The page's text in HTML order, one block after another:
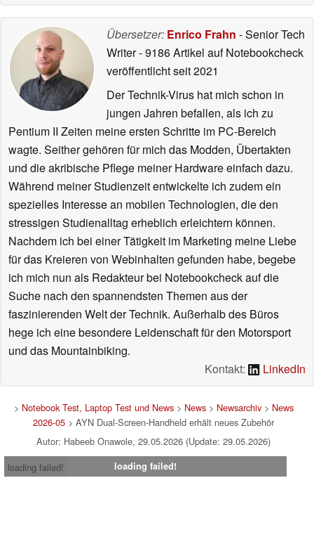
Übersetzer: Enrico Frahn - Senior Tech
Writer- 9186 Artikel auf Notebookcheck
veröffentlichtseit 2021
Der Technik-Virus hat mich schon in
jungen Jahren befallen, als ich zu
Pentium II Zeiten meine ersten Schritte im PC-Bereich
wagte. Seither gehören für mich das Modden, Übertakten
und die akribische Pflege meiner Hardware einfach dazu.
Während meiner Studienzeit entwickelte ich zudem ein
spezielles Interesse an mobilen Technologien, die den
stressigen Studienalltag erheblich erleichtern können.
Nachdem ich bei einer Tätigkeit im Marketing meine Liebe
für das Kreieren von Webinhalten gefunden habe, begebe
ich mich nun als Redakteur bei Notebookcheck auf die
Suche nach den spannendsten Themen aus der
faszinierenden Welt der Technik. Außerhalb des Büros
hege ich eine besondere Leidenschaft für den Motorsport
und das Mountainbiking.
Kontakt:
LinkedIn
> Notebook Test, Laptop Test und News> News> Newsarchiv> News
2026-05 > AYN Dual-Screen-Handheld erhält neues Zubehör
Autor: Habeeb Onawole, 29.05.2026 (Update: 29.05.2026)
loading failed!
loading failed!